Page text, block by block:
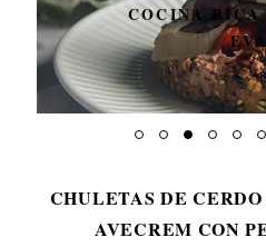
COCINA RICA
EVA
CHULETAS DE
AVECREM CON